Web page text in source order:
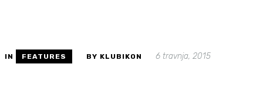
IN FEATURES BY KLUBIKON 6 travnja, 2015